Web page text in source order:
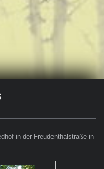
in der Freudenthalstraße in